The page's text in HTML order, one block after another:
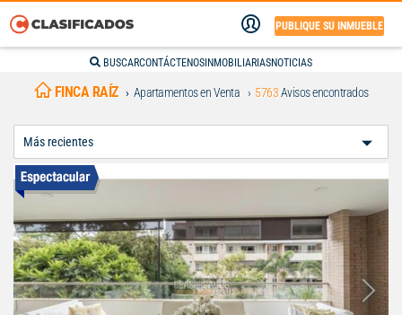
PUBLIQUE SU INMUEBLE
BUSCARCONTÁCTENOS INMOBILIARIASNOTICIAS
FINCA RAÍZ Apartamentos en Venta 5763Avisos encontrados